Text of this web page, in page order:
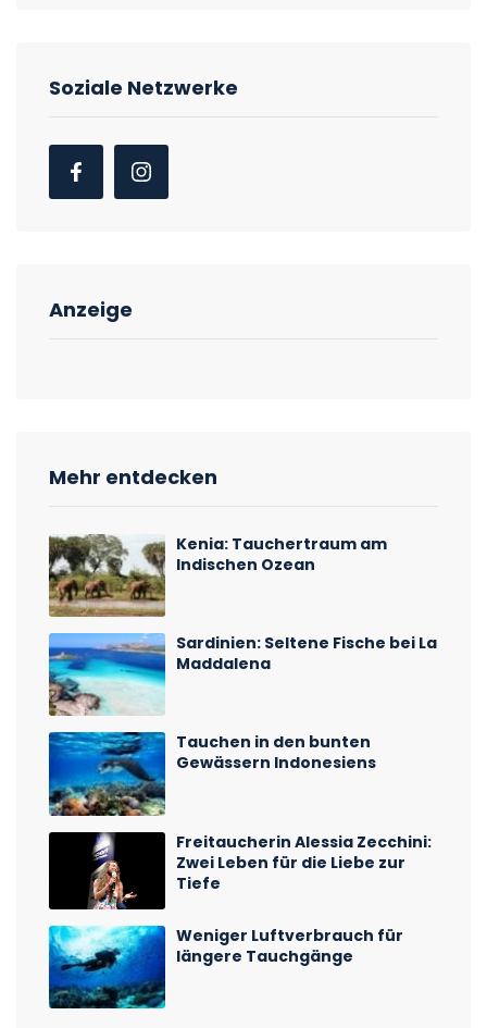
Soziale Netzwerke
Anzeige
Mehr entdecken
Kenia: Tauchertraum am
Indischen Ozean
Sardinien: Seltene Fische bei La
Maddalena
Tauchen in den bunten
Gewässern Indonesiens
Freitaucherin Alessia Zecchini:
Zwei Leben für die Liebe zur
Tiefe
Weniger Luftverbrauch für
längere Tauchgänge